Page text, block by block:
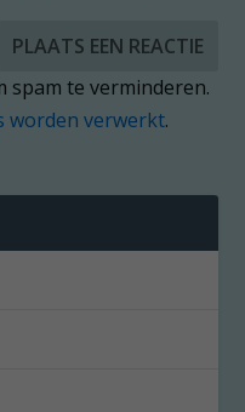
spam te verminderen.
worden verwerkt.